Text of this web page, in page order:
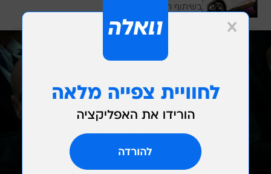
בשיתוף רנו